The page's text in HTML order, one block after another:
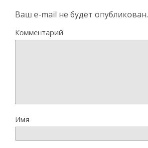
Ваш e-mail не будет опубликован.
Комментарий
Имя